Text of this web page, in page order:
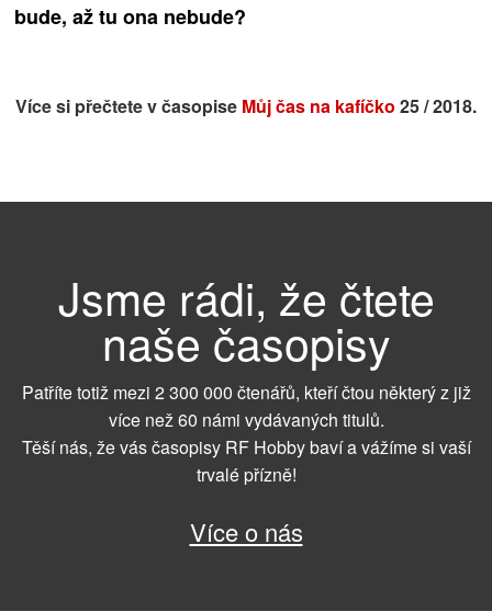
bude, až tu ona nebude?
Více si přečtete v časopise Můj čas na kafíčko 25 / 2018.
Jsme rádi, že čtete
naše časopisy
Patříte totiž mezi 2 300 000 čtenářů, kteří čtou některý z již
více než 60 námi vydávaných titulů.
Těší nás, že vás časopisy RF Hobby baví a vážíme si vaší
trvalé přízně!
Více o nás